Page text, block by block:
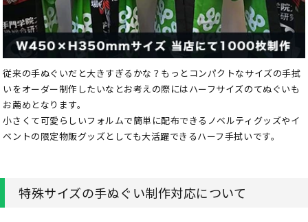
従来の手ぬぐいだと大きすぎるかな？もっとコンパクトなサイズの手拭
いをオーダー制作したいなとお考えの際にはハーフサイズのてぬぐいも
お薦めとなります。
小さくて可愛らしいフォルムで簡単に配布できるノベルティグッズやイ
ベントの限定物販グッズとしても大活躍できるハーフ手拭いです。
特殊サイズの手ぬぐい制作対応について